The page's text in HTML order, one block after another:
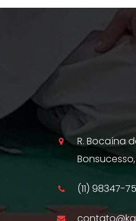
R. Bocaína
(11) 98347-